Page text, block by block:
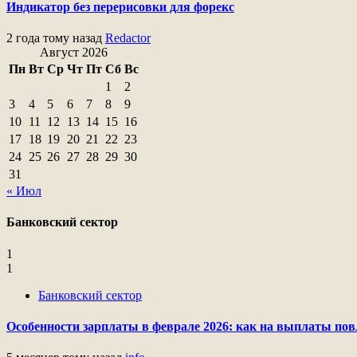
Индикатор без перерисовки для форекс
2 года тому назад Redactor
Август 2026
Пн Вт Ср Чт Пт Сб Вс
1
2
3
4 5 6 7 8
9
10 11 12 13 14 15 16
17 18 19 20 21 22 23
24 25 26 27 28 29 30
31
« Июл
Банковский сектор
1
1
Банковский сектор
Особенности зарплаты в феврале 2026: как на выплаты